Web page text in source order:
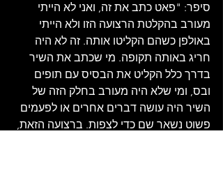
סיפר: "פאט כתב את זה, ואני לא הייתי
מעורב בהקלטת הרצועה הזו ולא הייתי
באולפן כשהם הקליטו אותה. זה לא היה
חריג באותה תקופה. מי שכתב את השיר
בדרך כלל הקליט את הבסיס עם תופים
ובס, ומי שלא היה מעורב בחלק הזה של
השיר היה עושה דברים אחרים או לפעמים
פשוט נשאר שם כדי לצפות. ברצועה הזאת,